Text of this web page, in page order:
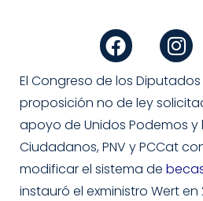
a
c
e
b
o
o
k
n
s
t
a
g
r
a
m
El Congreso de los
proposición no de ley
apoyo de Unidos Podemos
Ciudadanos, PNV y PCCat
modificar el sistema de
instauró el exministro Wert en